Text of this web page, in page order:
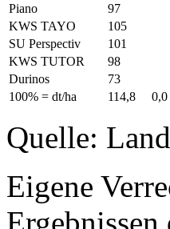
Piano
97
KWS TAYO
105
SU Perspectiv
101
KWS TUTOR
98
Durinos
73
100% = dt/ha
114,8 0,0
Quelle:
Eigene